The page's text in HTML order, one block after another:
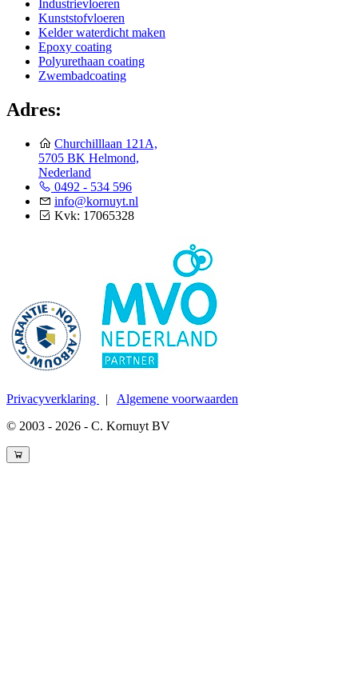
Industrievloeren
Kunststofvloeren
Kelder waterdicht maken
Epoxy coating
Polyurethaan coating
Zwembadcoating
Adres:
Churchilllaan 121A,
5705 BK Helmond,
Nederland
0492 - 534 596
info@kornuyt.nl
Kvk: 17065328
Privacyverklaring | Algemene voorwaarden
© 2003 - 2026 - C. Kornuyt BV